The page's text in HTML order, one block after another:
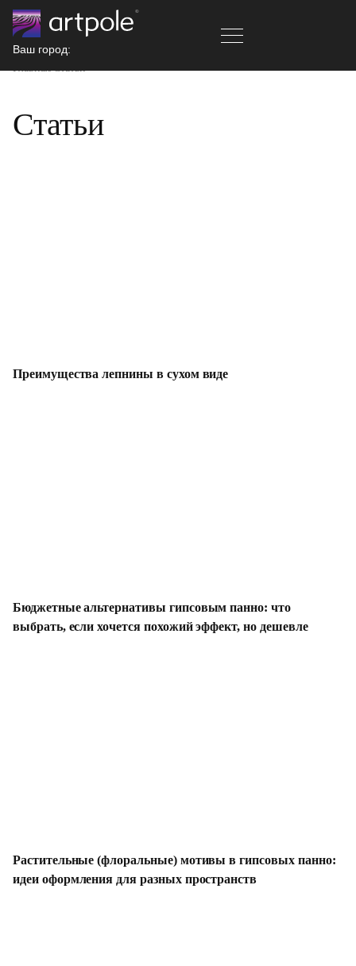
Ваш город:
Главная Статьи
Статьи
Преимущества лепнины в сухом виде
Бюджетные альтернативы гипсовым панно: что
выбрать, если хочется похожий эффект, но дешевле
Растительные (флоральные) мотивы в гипсовых панно:
идеи оформления для разных пространств